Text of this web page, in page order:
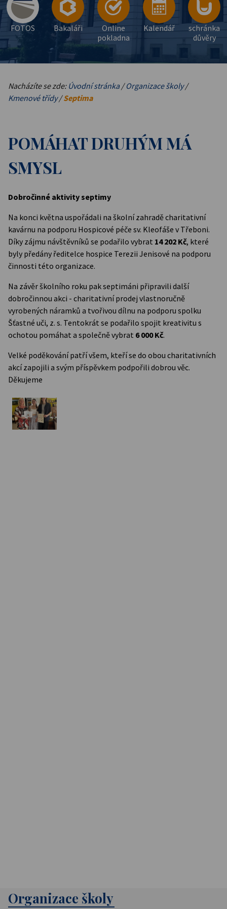
FOTOS Bakaláři
Online
pokladna
Kalendář
schránka
důvěry
Nacházíte se zde: Úvodní stránka/Organizace školy/
Kmenové třídy/Septima
POMÁHAT DRUHÝM MÁ
SMYSL
Dobročinné aktivity septimy
Na konci května uspořádali na školní zahradě charitativní
kavárnu na podporu Hospicové péče sv. Kleofáše v Třeboni.
Díky zájmu návštěvníků se podařilo vybrat 14 202 Kč, které
byly předány ředitelce hospice Terezii Jenisové na podporu
činnosti této organizace.
Na závěr školního roku pak septimáni připravili další
dobročinnou akci - charitativní prodej vlastnoručně
vyrobených náramků a tvořivou dílnu na podporu spolku
Šťastné uči, z. s. Tentokrát se podařilo spojit kreativitu s
ochotou pomáhat a společně vybrat 6 000 Kč.
Velké poděkování patří všem, kteří se do obou charitativních
akcí zapojili a svým příspěvkem podpořili dobrou věc.
Děkujeme
Organizace školy